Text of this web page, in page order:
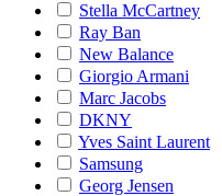
Stella McCartney
Ray Ban
New Balance
Giorgio Armani
Marc Jacobs
DKNY
Yves Saint Laurent
Samsung
Georg Jensen